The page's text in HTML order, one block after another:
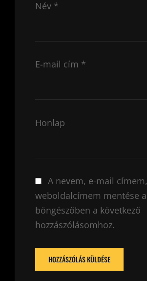
Név *
E-mail cím *
Honlap
A nevem, e-mail
weboldalcímem mentése a
böngészőben a következő
hozzászólásomhoz.